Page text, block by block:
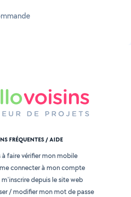
FRÉQUENTES / AIDE
à faire vérifier mon mobile
connecter à mon compte
m'inscrire depuis le site web
/ modifier mon mot de passe